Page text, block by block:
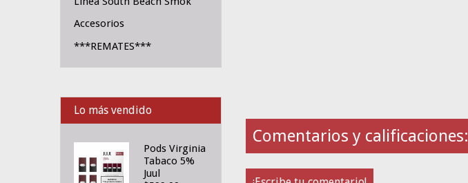
Accesorios
***REMATES***
Lo más vendido
Pods Virginia
Tabaco 5%
Juul
Comentarios y calificaciones: